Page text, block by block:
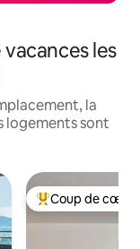
les
la
logements sont
Coup de cœur
Coup de cœur